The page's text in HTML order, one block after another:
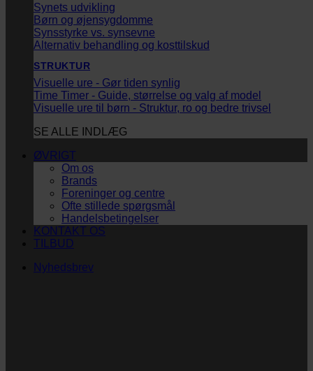
Synets udvikling
Børn og øjensygdomme
Synsstyrke vs. synsevne
Alternativ behandling og kosttilskud
STRUKTUR
Visuelle ure - Gør tiden synlig
Time Timer - Guide, størrelse og valg af model
Visuelle ure til børn - Struktur, ro og bedre trivsel
SE ALLE INDLÆG
ØVRIGT
Om os
Brands
Foreninger og centre
Ofte stillede spørgsmål
Handelsbetingelser
KONTAKT OS
TILBUD
Nyhedsbrev